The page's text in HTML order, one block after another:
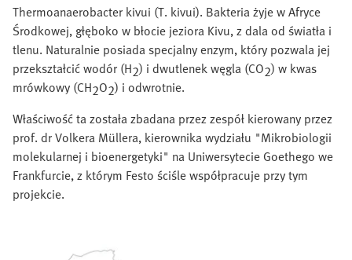
Thermoanaerobacter kivui (T. kivui). Bakteria żyje w Afryce
Środkowej, głęboko w błocie jeziora Kivu, z dala od światła i
tlenu. Naturalnie posiada specjalny enzym, który pozwala jej
przekształcić wodór (H2) i dwutlenek węgla (CO2) w kwas
mrówkowy (CH2O2) i odwrotnie.
Właściwość ta została zbadana przez zespół kierowany przez
prof. dr Volkera Müllera, kierownika wydziału "Mikrobiologii
molekularnej i bioenergetyki" na Uniwersytecie Goethego we
Frankfurcie, z którym Festo ściśle współpracuje przy tym
projekcie.